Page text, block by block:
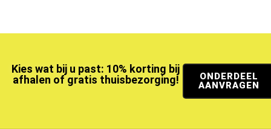
Kies wat bij u past: 10% korting bij
afhalen of gratis thuisbezorging!
ONDERDEEL
AANVRAGEN